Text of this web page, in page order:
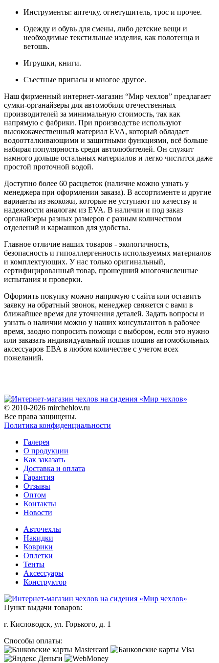
Инструменты: аптечку, огнетушитель, трос и прочее.
Одежду и обувь для смены, либо детские вещи и
необходимые текстильные изделия, как полотенца и
ветошь.
Игрушки, книги.
Съестные припасы и многое другое.
Наш фирменный интернет-магазин “Мир чехлов” предлагает
сумки-органайзеры для автомобиля отечественных
производителей за минимальную стоимость, так как
напрямую с фабрики. При производстве используют
высококачественный материал EVA, который обладает
водоотталкивающими и защитными функциями, всё больше
набирая популярность среди автолюбителей. Он служит
намного дольше остальных материалов и легко чистится даже
простой проточной водой.
Доступно более 60 расцветок (наличие можно узнать у
менеджера при оформлении заказа). В ассортименте и другие
варианты из экокожи, которые не уступают по качеству и
надежности аналогам из EVA. В наличии и под заказ
органайзеры разных размеров с разным количеством
отделений и кармашков для удобства.
Главное отличие наших товаров - экологичность,
безопасность и гипоаллергенность используемых материалов
и комплектующих. У нас только оригинальный,
сертифицированный товар, прошедший многочисленные
испытания и проверки.
Оформить покупку можно напрямую с сайта или оставить
заявку на обратный звонок, менеджер свяжется с вами в
ближайшее время для уточнения деталей. Задать вопросы и
узнать о наличии можно у наших консультантов в рабочее
время, заодно попросить помощи с выбором, если это нужно
или заказать индивидуальный пошив пошив автомобильных
аксессуаров ЕВА в любом количестве с учетом всех
пожеланий.
© 2010-2026 mirchehlov.ru
Все права защищены.
Политика конфиденциальности
Галерея
О продукции
Как заказать
Доставка и оплата
Гарантия
Отзывы
Оптом
Контакты
Новости
Авточехлы
Накидки
Коврики
Оплетки
Тенты
Аксессуары
Конструктор
Пункт выдачи товаров:
г. Кисловодск, ул. Горького, д. 1
Способы оплаты: